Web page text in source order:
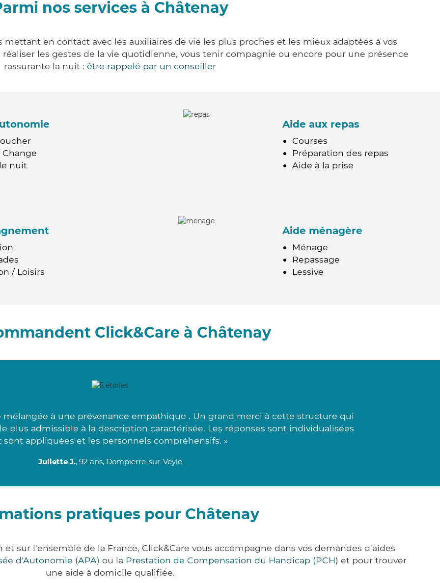
nos services à Châtenay
mettant en contact avec les auxiliaires de vie les plus proches et les mieux adaptées à vos
les gestes de la vie quotidienne, vous tenir compagnie ou encore pour une présence
rassurante la nuit : être rappelé par un conseiller
nuit
Aide aux repas
Courses
Préparation des repas
Aide à la prise
/ Loisirs
Aide ménagère
Ménage
Repassage
Lessive
Click&Care à Châtenay
à une prévenance empathique . Un grand merci à cette structure qui
plus admissible à la description caractérisée. Les réponses sont individualisées
sont appliquées et les personnels compréhensifs. »
Juliette J., 92 ans, Dompierre-sur-Veyle
pratiques pour Châtenay
sur l'ensemble de la France, Click&Care vous accompagne dans vos demandes d'aides
d'Autonomie (APA) ou la Prestation de Compensation du Handicap (PCH) et pour trouver
une aide à domicile qualifiée.